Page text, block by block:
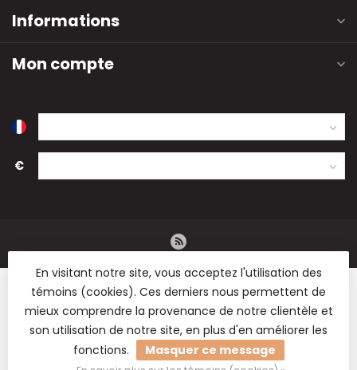
Informations
Mon compte
€
© Copyright 2026 B2B Flowers BV - Vente en gros de fleurs
séchées, de fournitures de fleuristerie et de matériel de
En visitant notre site, vous acceptez l'utilisation des
témoins (cookies). Ces derniers nous permettent de
mieux comprendre la provenance de notre clientèle et
son utilisation de notre site, en plus d'en améliorer les
fonctions.
Masquer ce message